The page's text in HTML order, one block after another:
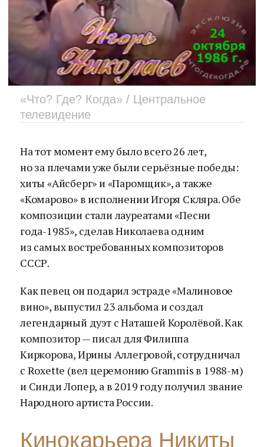
«Что? Где? Когда» / Центральное
телевидение
На тот момент ему было всего 26 лет,
но за плечами уже были серьёзные победы:
хиты «Айсберг» и «Паромщик», а также
«Комарово» в исполнении Игоря Скляра. Обе
композиции стали лауреатами «Песни
года-1985», сделав Николаева одним
из самых востребованных композиторов
СССР.
Как певец он подарил эстраде «Малиновое
вино», выпустил 23 альбома и создал
легендарный дуэт с Наташей Королёвой. Как
композитор — писал для Филиппа
Киркорова, Ирины Аллегровой, сотрудничал
с Roxette (вел церемонию Grammis в 1988-м)
и Синди Лопер, а в 2019 году получил звание
Народного артиста России.
Кинокарьера Никиты